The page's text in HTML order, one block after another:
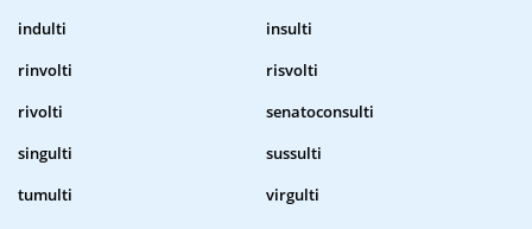
indulti
insulti
rinvolti
risvolti
rivolti
senatoconsulti
singulti
sussulti
tumulti
virgulti